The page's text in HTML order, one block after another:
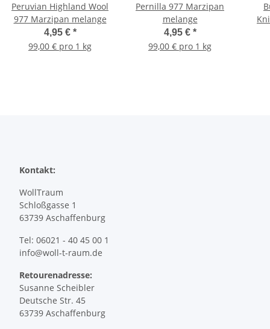
Peruvian Highland Wool
977 Marzipan melange
4,95 € *
99,00 € pro 1 kg
Pernilla 977 Marzipan
melange
4,95 € *
99,00 € pro 1 kg
Kontakt:
WollTraum
Schloßgasse 1
63739 Aschaffenburg
Tel: 06021 - 40 45 00 1
info@woll-t-raum.de
Retourenadresse:
Susanne Scheibler
Deutsche Str. 45
63739 Aschaffenburg